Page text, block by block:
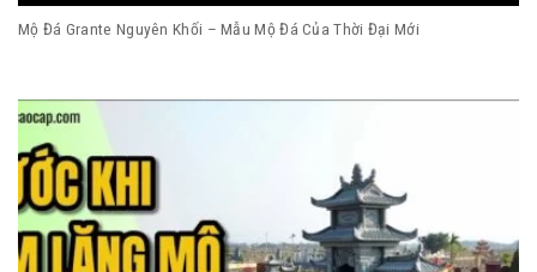
Mộ Đá Grante Nguyên Khối – Mẫu Mộ Đá Của Thời Đại Mới